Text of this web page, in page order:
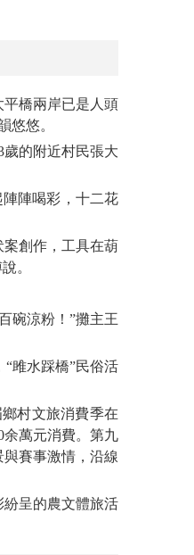
橋兩岸已是人頭
悠悠。
的附近村民張大
陣喝彩，十二花
創作，工具在葫
。
碗涼粉！”攤主王
雎水踩橋”民俗活
村文旅消費季在
余萬元消費。第九
賽事激情，沿線
呈的農文體旅活